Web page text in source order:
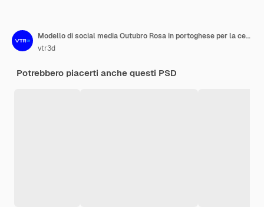
Modello di social media Outubro Rosa in portoghese per la celebrazione brasiliana
vtr3d
Potrebbero piacerti anche questi PSD